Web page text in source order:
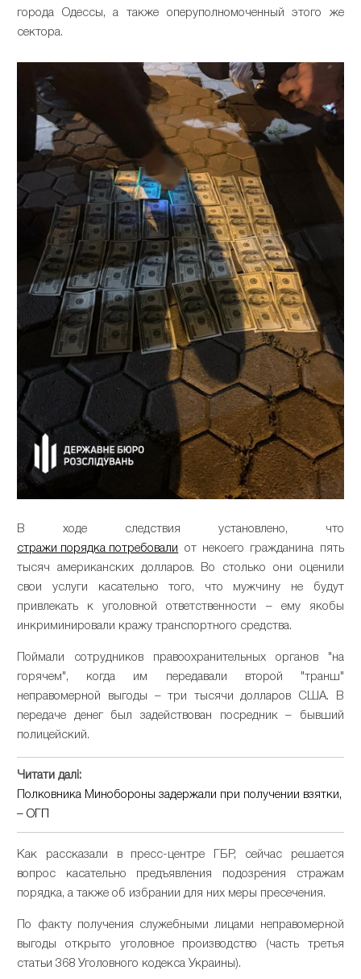
города Одессы, а также оперуполномоченный этого же
сектора.
В ходе следствия установлено, что
стражи порядка потребовали от некоего гражданина пять
тысяч американских долларов. Во столько они оценили
свои услуги касательно того, что мужчину не будут
привлекать к уголовной ответственности – ему якобы
инкриминировали кражу транспортного средства.
Поймали сотрудников правоохранительных органов "на
горячем", когда им передавали второй "транш"
неправомерной выгоды – три тысячи долларов США. В
передаче денег был задействован посредник – бывший
полицейский.
Читати далі:
Полковника Минобороны задержали при получении взятки,
– ОГП
Как рассказали в пресс-центре ГБР, сейчас решается
вопрос касательно предъявления подозрения стражам
порядка, а также об избрании для них меры пресечения.
По факту получения служебными лицами неправомерной
выгоды открыто уголовное производство (часть третья
статьи 368 Уголовного кодекса Украины).